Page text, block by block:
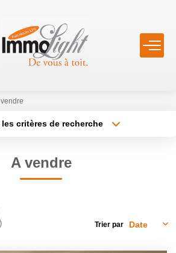
ACCUEIL
VENTES
ESTIMATION
vendre
critères de recherche
A vendre
Trier par